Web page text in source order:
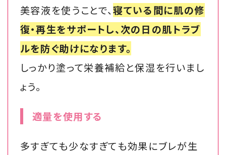
美容液を使うことで、寝ている間に肌の修
復・再生をサポートし、次の日の肌トラブ
ルを防ぐ助けになります。
しっかり塗って栄養補給と保湿を行いまし
ょう。
適量を使用する
多すぎても少なすぎても効果にブレが生